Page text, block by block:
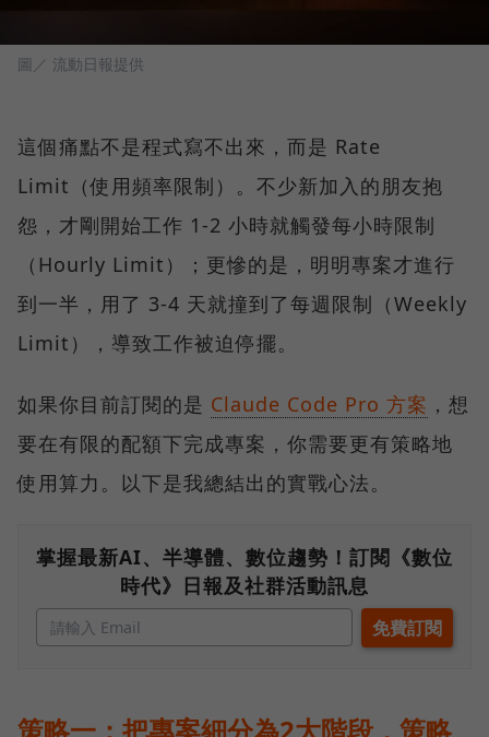
圖／ 流動日報提供
這個痛點不是程式寫不出來，而是 Rate
Limit（使用頻率限制）。不少新加入的朋友抱
怨，才剛開始工作 1-2 小時就觸發每小時限制
（Hourly Limit）；更慘的是，明明專案才進行
到一半，用了 3-4 天就撞到了每週限制（Weekly
Limit），導致工作被迫停擺。
如果你目前訂閱的是 Claude Code Pro 方案 ，想
要在有限的配額下完成專案，你需要更有策略地
使用算力。以下是我總結出的實戰心法。
掌握最新AI、半導體、數位趨勢！訂閱《數位
時代》日報及社群活動訊息